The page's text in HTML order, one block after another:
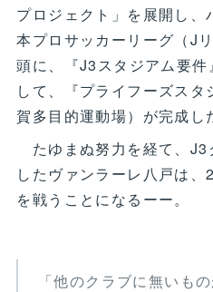
プロジェクト」を展開し
本プロサッカーリーグ（J
頭に、『J3スタジアム要
して、『プライフーズス
賀多目的運動場）が完
たゆまぬ努力を経て、J3
したヴァンラーレ八戸は
を戦うことになるーー。
「他のクラブに無いも